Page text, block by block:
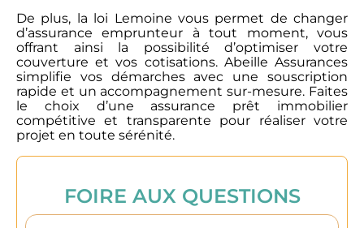
De plus, la loi Lemoine vous permet de changer
d’assurance emprunteur à tout moment, vous
offrant ainsi la possibilité d’optimiser votre
couverture et vos cotisations. Abeille Assurances
simplifie vos démarches avec une souscription
rapide et un accompagnement sur-mesure. Faites
le choix d’une assurance prêt immobilier
compétitive et transparente pour réaliser votre
projet en toute sérénité.
FOIRE AUX QUESTIONS